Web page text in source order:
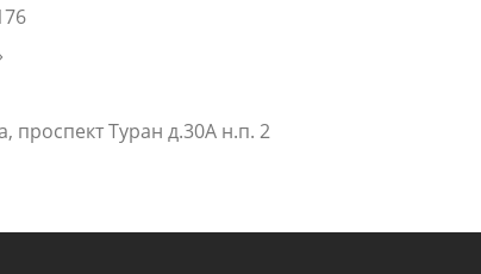
проспект Туран д.30А н.п. 2